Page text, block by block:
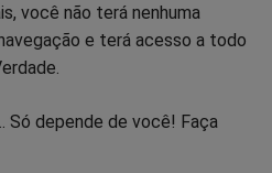
você não terá nenhuma
e terá acesso a todo
Só depende de você! Faça